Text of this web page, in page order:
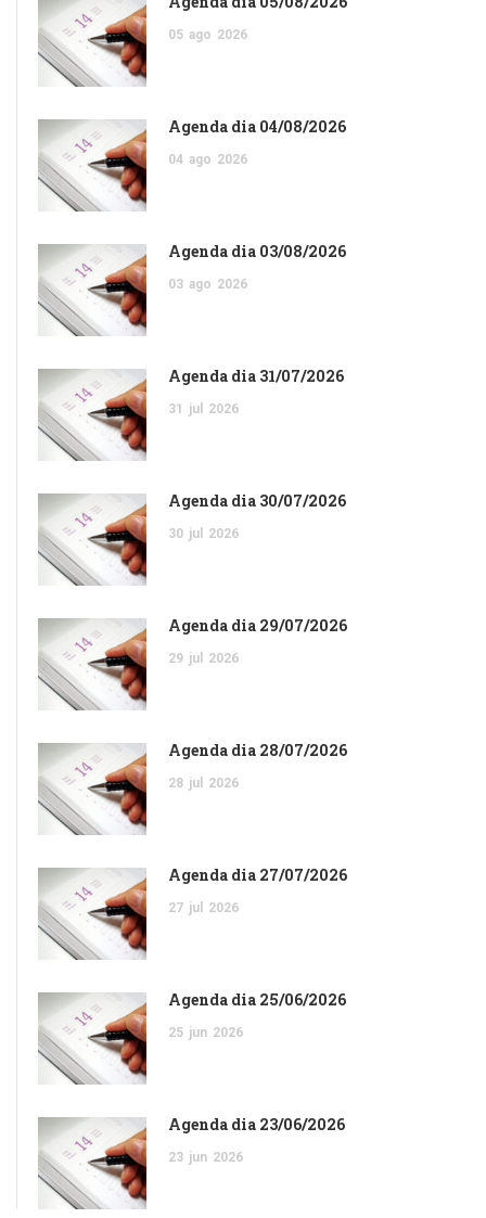
05 ago 2026
Agenda dia 04/08/2026
04 ago 2026
Agenda dia 03/08/2026
03 ago 2026
Agenda dia 31/07/2026
31 jul 2026
Agenda dia 30/07/2026
30 jul 2026
Agenda dia 29/07/2026
29 jul 2026
Agenda dia 28/07/2026
28 jul 2026
Agenda dia 27/07/2026
27 jul 2026
Agenda dia 25/06/2026
25 jun 2026
Agenda dia 23/06/2026
23 jun 2026